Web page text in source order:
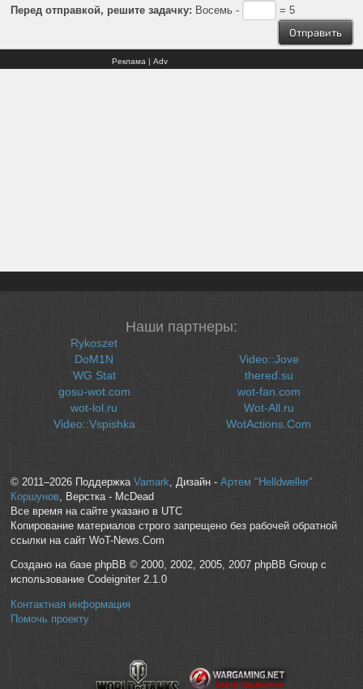
Перед отправкой, решите задачку: Восемь - = 5
Реклама | Adv
Наши партнеры:
Rykoszet
DoM1N
WG Stat
gosu-wot.com
wot-lol.ru
Video::Vspishka
Video::Jove
thered.su
wot-fan.com
Wot-All.ru
WotActions.Com
© 2011–2026 Поддержка Vamark, Дизайн - Артем "Helldweller"
Коршунов, Верстка - McDead
Все время на сайте указано в UTC
Копирование материалов строго запрещено без рабочей обратной
ссылки на сайт WoT-News.Com
Создано на базе phpBB © 2000, 2002, 2005, 2007 phpBB Group с
использование Codeigniter 2.1.0
Контактная информация
Помочь проекту